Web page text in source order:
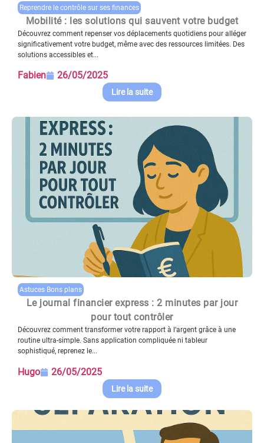
Reprendre le contrôle sur ses finances
Mobilité : les solutions qui sauvent votre budget
Découvrez comment repenser vos déplacements quotidiens pour alléger
significativement votre budget, même avec des ressources limitées. Des
solutions accessibles et...
Fabien 26/05/2025
Lire la suite
Astuces Bons plans
Le journal financier express : 2 minutes par jour
pour tout contrôler
Découvrez comment transformer votre rapport à l’argent grâce à une
routine ultra-simple. Sans application compliquée ni tableur
sophistiqué, reprenez le...
Hugo 26/05/2025
Lire la suite